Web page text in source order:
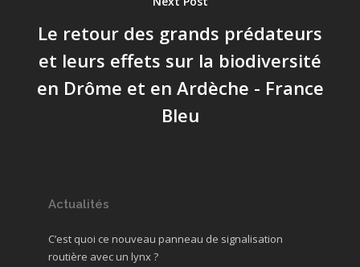
Le retour des grands prédateurs
et leurs effets sur la biodiversité
en Drôme et en Ardèche - France
Bleu
Actualités
C’est quoi ce nouveau panneau de signalisation
routière avec un lynx ?